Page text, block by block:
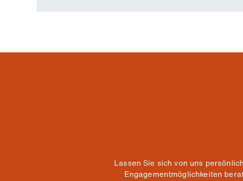
Lassen Sie sich von uns
Engagementmöglichkeiten